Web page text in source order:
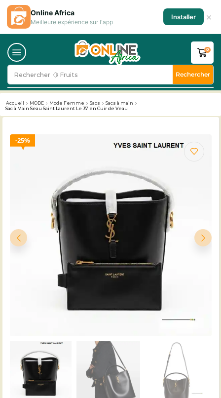
Rechercher 🥛 Milk Rechercher
0
Accueil MODE Mode Femme Sacs
Sacs à main
Sac à Main Seau Saint Laurent Le 37 en Cuir de Veau
25%
Online Africa
Meilleure expérience sur l'app
Installer ×